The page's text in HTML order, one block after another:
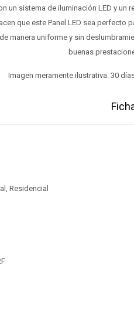
un sistema de iluminación LED y
que este Panel LED sea perfecto
manera uniforme y sin
buenas
Imagen meramente ilustrativa. 30
Residencial